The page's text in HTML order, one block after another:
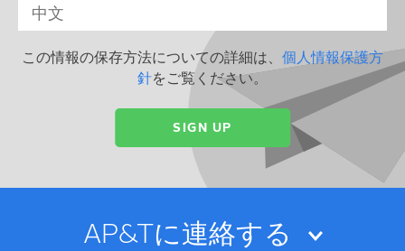
この情報の保存方法についての詳細は、 個人情報保護方
針をご覧ください。
AP&Tに連絡する